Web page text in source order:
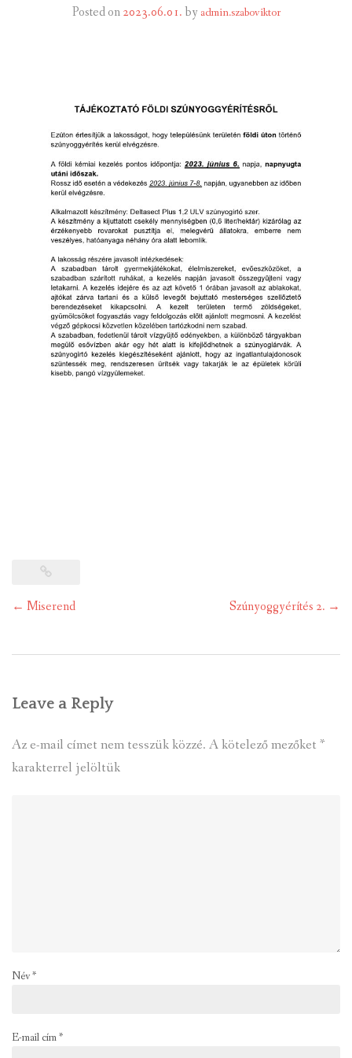
KAPCSOLAT
LETÖLTHETŐ NYOMTATVÁNYOK
VÁLASZTÁS 2026
TELEPÜLÉSIKÉPVISELŐI VAGYONNYILATKOZATOK – 2026.
ROMA NEMZETISÉGI ÖNKORMÁNYZATI KÉPVISELŐK
VAGYONNYILATKOZATA – 2026. ÉV
Posted on2023.06.01.by admin.szaboviktor
Post
← Miserend Szúnyoggyérítés 2. →
Leave a Reply
Az e-mail címet nem tesszük közzé. A kötelező mezőket *
karakterrel jelöltük
Név*
E-mail cím*